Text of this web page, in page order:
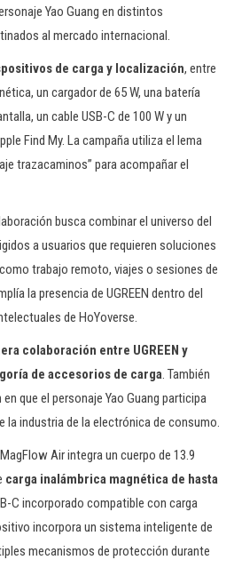
Yao Guang en distintos
al mercado internacional.
de carga y localización, entre
un cargador de 65 W, una batería
un cable USB-C de 100 W y un
Find My. La campaña utiliza el lema
trazacaminos” para acompañar el
busca combinar el universo del
a usuarios que requieren soluciones
trabajo remoto, viajes o sesiones de
la presencia de UGREEN dentro del
de HoYoverse.
colaboración entre UGREEN y
de accesorios de carga. También
que el personaje Yao Guang participa
la industria de la electrónica de consumo.
Air integra un cuerpo de 13.9
carga inalámbrica magnética de hasta
C incorporado compatible con carga
incorpora un sistema inteligente de
mecanismos de protección durante